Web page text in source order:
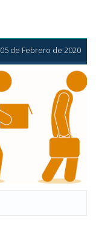
05 de Febrero de 2020